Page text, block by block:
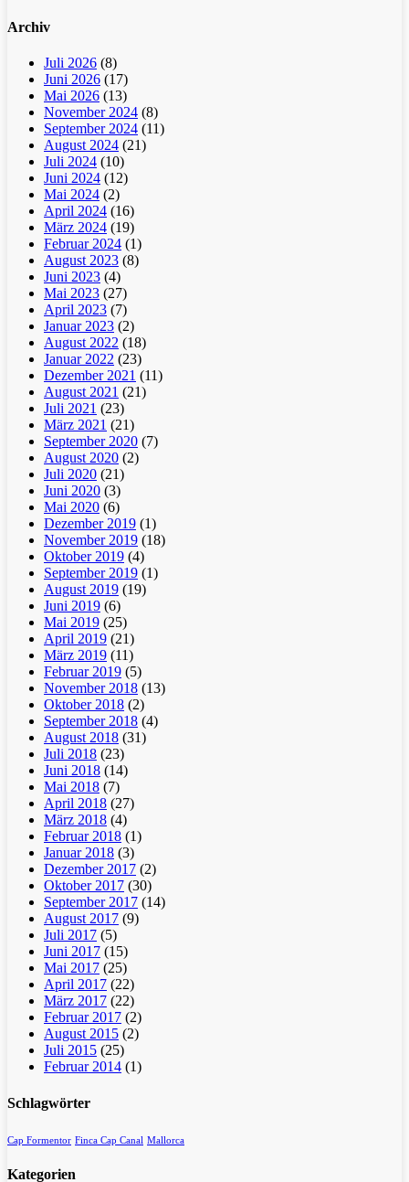
Archiv
Juli 2026 (8)
Juni 2026 (17)
Mai 2026 (13)
November 2024 (8)
September 2024 (11)
August 2024 (21)
Juli 2024 (10)
Juni 2024 (12)
Mai 2024 (2)
April 2024 (16)
März 2024 (19)
Februar 2024 (1)
August 2023 (8)
Juni 2023 (4)
Mai 2023 (27)
April 2023 (7)
Januar 2023 (2)
August 2022 (18)
Januar 2022 (23)
Dezember 2021 (11)
August 2021 (21)
Juli 2021 (23)
März 2021 (21)
September 2020 (7)
August 2020 (2)
Juli 2020 (21)
Juni 2020 (3)
Mai 2020 (6)
Dezember 2019 (1)
November 2019 (18)
Oktober 2019 (4)
September 2019 (1)
August 2019 (19)
Juni 2019 (6)
Mai 2019 (25)
April 2019 (21)
März 2019 (11)
Februar 2019 (5)
November 2018 (13)
Oktober 2018 (2)
September 2018 (4)
August 2018 (31)
Juli 2018 (23)
Juni 2018 (14)
Mai 2018 (7)
April 2018 (27)
März 2018 (4)
Februar 2018 (1)
Januar 2018 (3)
Dezember 2017 (2)
Oktober 2017 (30)
September 2017 (14)
August 2017 (9)
Juli 2017 (5)
Juni 2017 (15)
Mai 2017 (25)
April 2017 (22)
März 2017 (22)
Februar 2017 (2)
August 2015 (2)
Juli 2015 (25)
Februar 2014 (1)
Schlagwörter
Cap Formentor Finca Cap Canal Mallorca
Kategorien